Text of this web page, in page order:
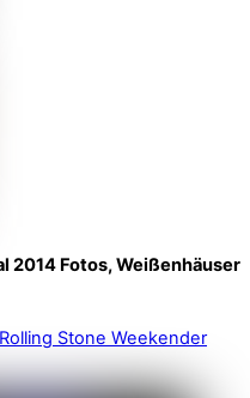
2014 Fotos, Weißenhäuser
Stone Weekender